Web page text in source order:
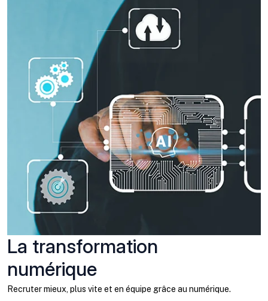
La transformation
numérique
Recruter mieux, plus vite et en équipe grâce au numérique.